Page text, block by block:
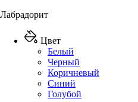
Лабрадорит
Цвет
Белый
Черный
Коричневый
Синий
Голубой